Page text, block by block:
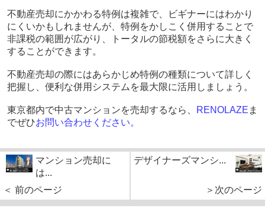
不動産売却にかかわる特例は複雑で、ビギナーにはわかり
にくいかもしれませんが、特例をかしこく併用することで
非課税の範囲が広がり、トータルの節税額をさらに大きく
することができます。
不動産売却の際にはあらかじめ特例の種類について詳しく
把握し、便利な併用システムを最大限に活用しましょう。
東京都内で中古マンションを売却するなら、 RENOLAZE ま
でぜひお問い合わせください。
マンション売却に
は...
＜ 前のページ
デザイナーズマンシ...
＞次のページ